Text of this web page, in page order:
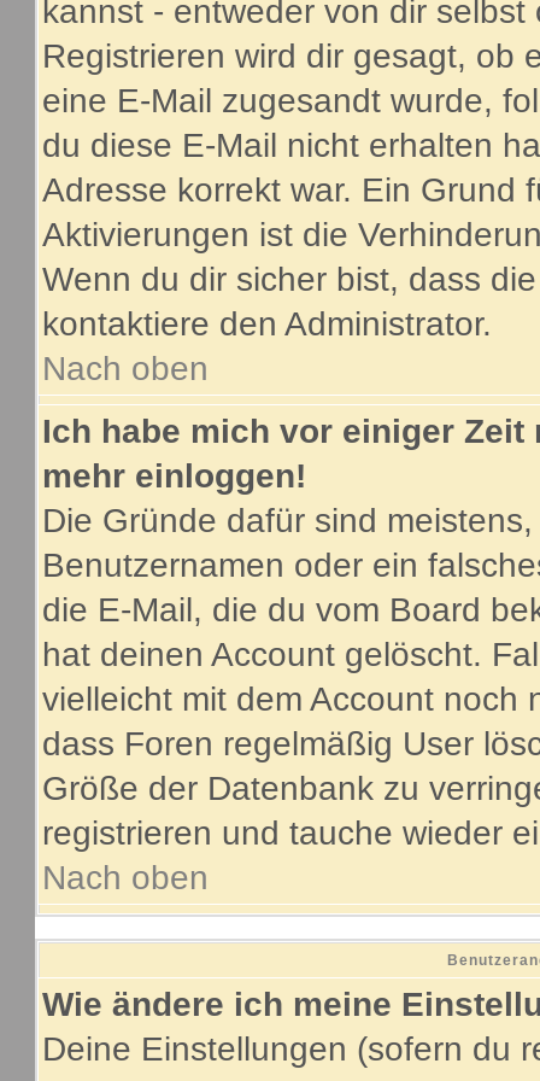
kannst - entweder von dir
Registrieren wird dir gesagt, ob
eine E-Mail zugesandt wurde,
du diese E-Mail nicht erhalten
Adresse korrekt war. Ein Grund
Aktivierungen ist die
Wenn du dir sicher bist, dass
kontaktiere den Administrator.
Nach oben
Ich habe mich vor einiger
mehr einloggen!
Die Gründe dafür sind
Benutzernamen oder ein
die E-Mail, die du vom Board
hat deinen Account gelöscht.
vielleicht mit dem Account noch
dass Foren regelmäßig User
Größe der Datenbank zu
registrieren und tauche wieder
Nach oben
Wie ändere ich meine
Deine Einstellungen (sofern du